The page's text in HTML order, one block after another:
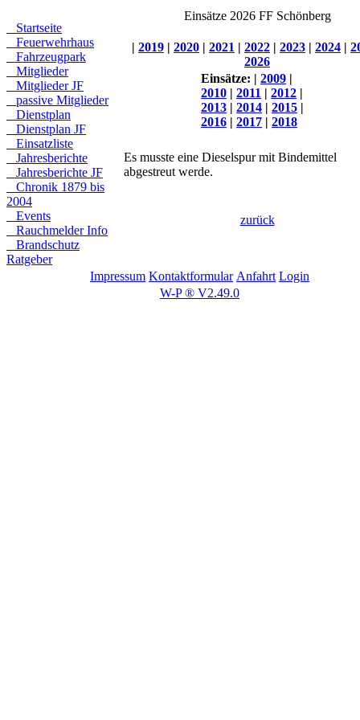
Startseite
Feuerwehrhaus
Fahrzeugpark
Mitglieder
Mitglieder JF
passive Mitglieder
Dienstplan
Dienstplan JF
Einsatzliste
Jahresberichte
Jahresberichte JF
Chronik 1879 bis
2004
Events
Rauchmelder Info
Brandschutz
Ratgeber
Einsätze 2026 FF Schönberg
| 2019 | 2020 | 2021 | 2022 | 2023 | 2024 |
2026
Einsätze: | 2009 |
2010 | 2011 | 2012 |
2013 | 2014 | 2015 |
2016 | 2017 | 2018
Es musste eine Dieselspur mit Bindemittel
abgestreut werde.
zurück
Impressum Kontaktformular Anfahrt Login
W-P ® V2.49.0